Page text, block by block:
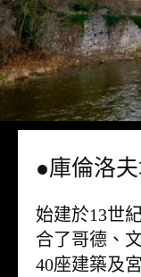
●庫倫洛
始建於13世
合了哥德、
40座建築及